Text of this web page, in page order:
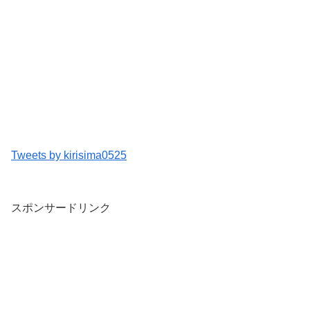
Tweets by kirisima0525
スポンサードリンク